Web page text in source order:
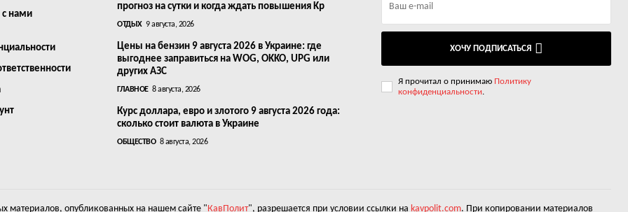
с нами
прогноз на сутки и когда ждать повышения Kp
ОТДЫХ 9 августа, 2026
Цены на бензин 9 августа 2026 в Украине: где
выгоднее заправиться на WOG, OKKO, UPG или
других АЗС
ГЛАВНОЕ 8 августа, 2026
Курс доллара, евро и злотого 9 августа 2026 года:
сколько стоит валюта в Украине
ОБЩЕСТВО 8 августа, 2026
ХОЧУ ПОДПИСАТЬСЯ
Я прочитал о принимаю Политику
конфиденциальности.
материалов, опубликованных на нашем сайте " КавПолит", разрешается при условии ссылки на kavpolit.com. При копировании материалов